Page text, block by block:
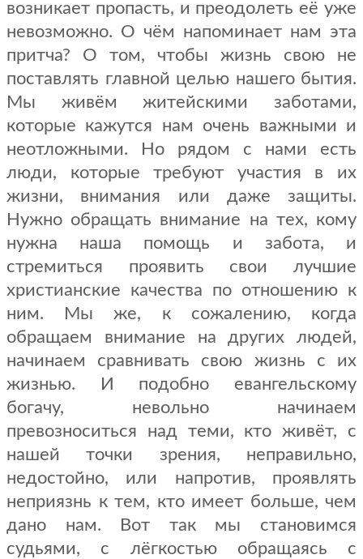
возникает пропасть, и преодолеть её уже
невозможно. О чём напоминает нам эта
притча? О том, чтобы жизнь свою не
поставлять главной целью нашего бытия.
Мы живём житейскими заботами,
которые кажутся нам очень важными и
неотложными. Но рядом с нами есть
люди, которые требуют участия в их
жизни, внимания или даже защиты.
Нужно обращать внимание на тех, кому
нужна наша помощь и забота, и
стремиться проявить свои лучшие
христианские качества по отношению к
ним. Мы же, к сожалению, когда
обращаем внимание на других людей,
начинаем сравнивать свою жизнь с их
жизнью. И подобно евангельскому
богачу, невольно начинаем
превозноситься над теми, кто живёт, с
нашей точки зрения, неправильно,
недостойно, или напротив, проявлять
неприязнь к тем, кто имеет больше, чем
дано нам. Вот так мы становимся
судьями, с лёгкостью обращаясь с